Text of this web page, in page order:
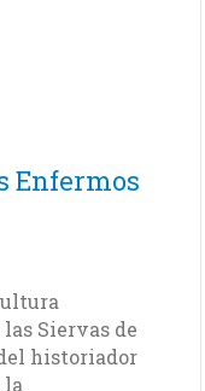
Enfermos
Siervas de
historiador
la